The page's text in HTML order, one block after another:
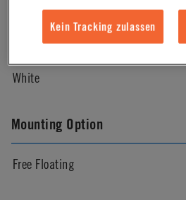
White
Mounting Option
Free Floating
Kein Tracking zulassen